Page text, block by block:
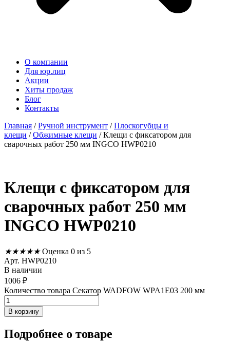
О компании
Для юр.лиц
Акции
Хиты продаж
Блог
Контакты
Главная /Ручной инструмент /Плоскогубцы и
клещи /Обжимные клещи / Клещи с фиксатором для
сварочных работ 250 мм INGCO HWP0210
Клещи с фиксатором для
сварочных работ 250 мм
INGCO HWP0210
★★★★★ Оценка 0 из 5
Арт. HWP0210
В наличии
1006 ₽
Количество товара Секатор WADFOW WPA1E03 200 мм
В корзину
Подробнее о товаре